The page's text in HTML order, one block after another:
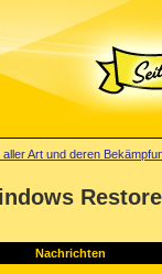
aller Art und deren
Nachrichten